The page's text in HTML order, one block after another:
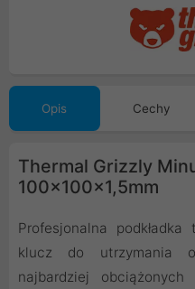
Opis Cechy
Thermal Grizzly
100x100x1,5mm
Profesjonalna
klucz do utrzymania
najbardziej obciążonych